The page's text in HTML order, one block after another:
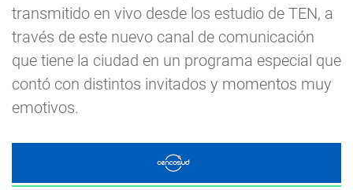
transmitido en vivo desde los estudio de TEN, a
través de este nuevo canal de comunicación
que tiene la ciudad en un programa especial que
contó con distintos invitados y momentos muy
emotivos.